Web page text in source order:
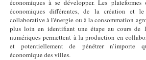
économiques à se développer. Les
économiques différentes, de la création et
collaborative à l'énergie ou à la consommation
plus loin en identifiant une étape au cours de
numériques permettent à la production en
et potentiellement de pénétrer n’importe
économique des villes.